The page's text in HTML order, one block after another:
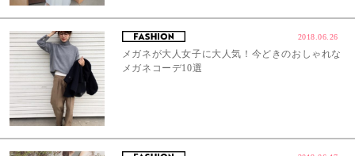
2018.06.26
メガネが大人女子に大人気！今どきのおしゃれな
メガネコーデ10選